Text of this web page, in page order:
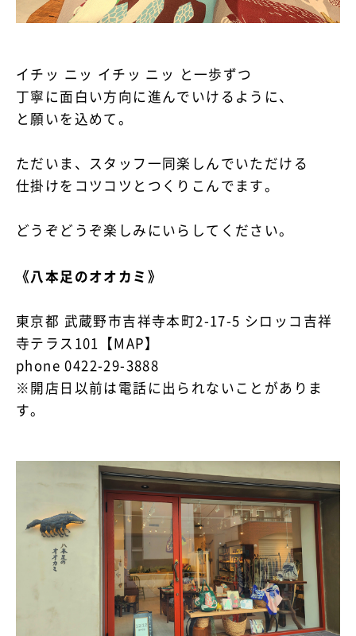
イチッ ニッ イチッ ニッ と一歩ずつ
丁寧に面白い方向に進んでいけるように、
と願いを込めて。
ただいま、スタッフ一同楽しんでいただける
仕掛けをコツコツとつくりこんでます。
どうぞどうぞ楽しみにいらしてください。
《八本足のオオカミ》
東京都 武蔵野市吉祥寺本町2-17-5 シロッコ吉祥
寺テラス101【MAP】
phone 0422-29-3888
※開店日以前は電話に出られないことがありま
す。